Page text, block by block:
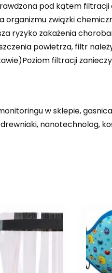
pod kątem
związki
ryzyko zakażenia
powietrza, filtr
filtracji
w sklepie,
nanotechnolog,